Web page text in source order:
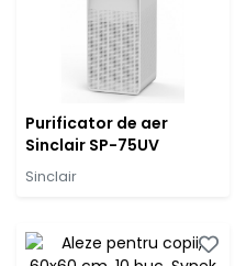
Purificator de aer
Sinclair SP-75UV
Sinclair